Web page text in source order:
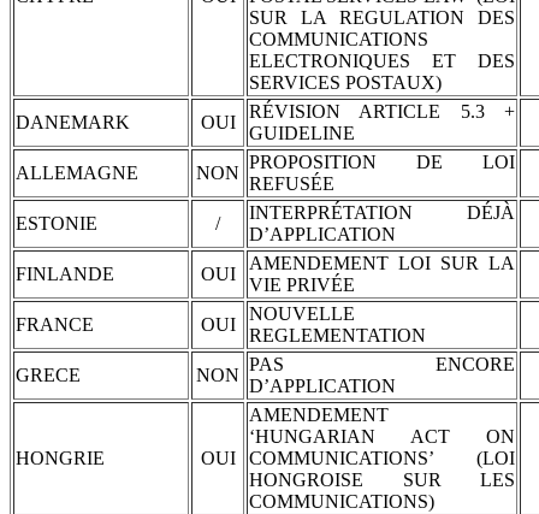
SUR LA REGULATION DES
COMMUNICATIONS
ELECTRONIQUES ET DES
SERVICES POSTAUX)
DANEMARK
OUI
RÉVISION ARTICLE 5.3 +
GUIDELINE
ALLEMAGNE
NON
PROPOSITION DE LOI
REFUSÉE
ESTONIE
/
INTERPRÉTATION DÉJÀ
D’APPLICATION
FINLANDE
OUI
AMENDEMENT LOI SUR LA
VIE PRIVÉE
FRANCE
OUI
NOUVELLE
REGLEMENTATION
GRECE
NON
PAS ENCORE
D’APPLICATION
HONGRIE OUI
AMENDEMENT
‘HUNGARIAN ACT ON
COMMUNICATIONS’ (LOI
HONGROISE SUR LES
COMMUNICATIONS)